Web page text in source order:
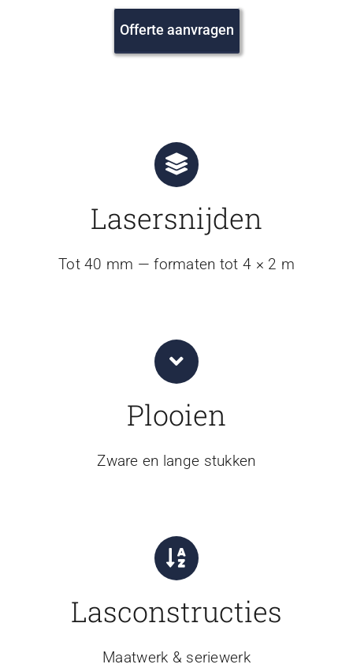
Offerte aanvragen
Lasersnijden
Tot 40 mm — formaten tot 4 × 2 m
Plooien
Zware en lange stukken
Lasconstructies
Maatwerk & seriewerk